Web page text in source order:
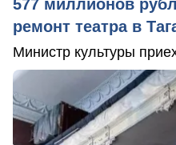
577 миллионов
ремонт театра в
Министр культуры